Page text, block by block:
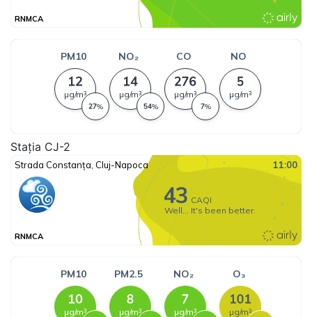
Stația CJ-2